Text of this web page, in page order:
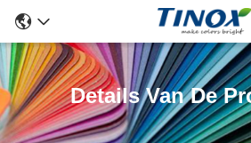
Details Van De